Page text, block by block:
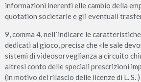
informazioni inerenti elle cambio della
quotation societarie e gli eventuali
9, comma 4, nell´indicare le
dedicati al gioco, precisa che «le sale
sistemi di videosorveglianza a circuito
altresì conto delle speciali prescrizioni
(in motivo del rilascio delle licenze di L. S.